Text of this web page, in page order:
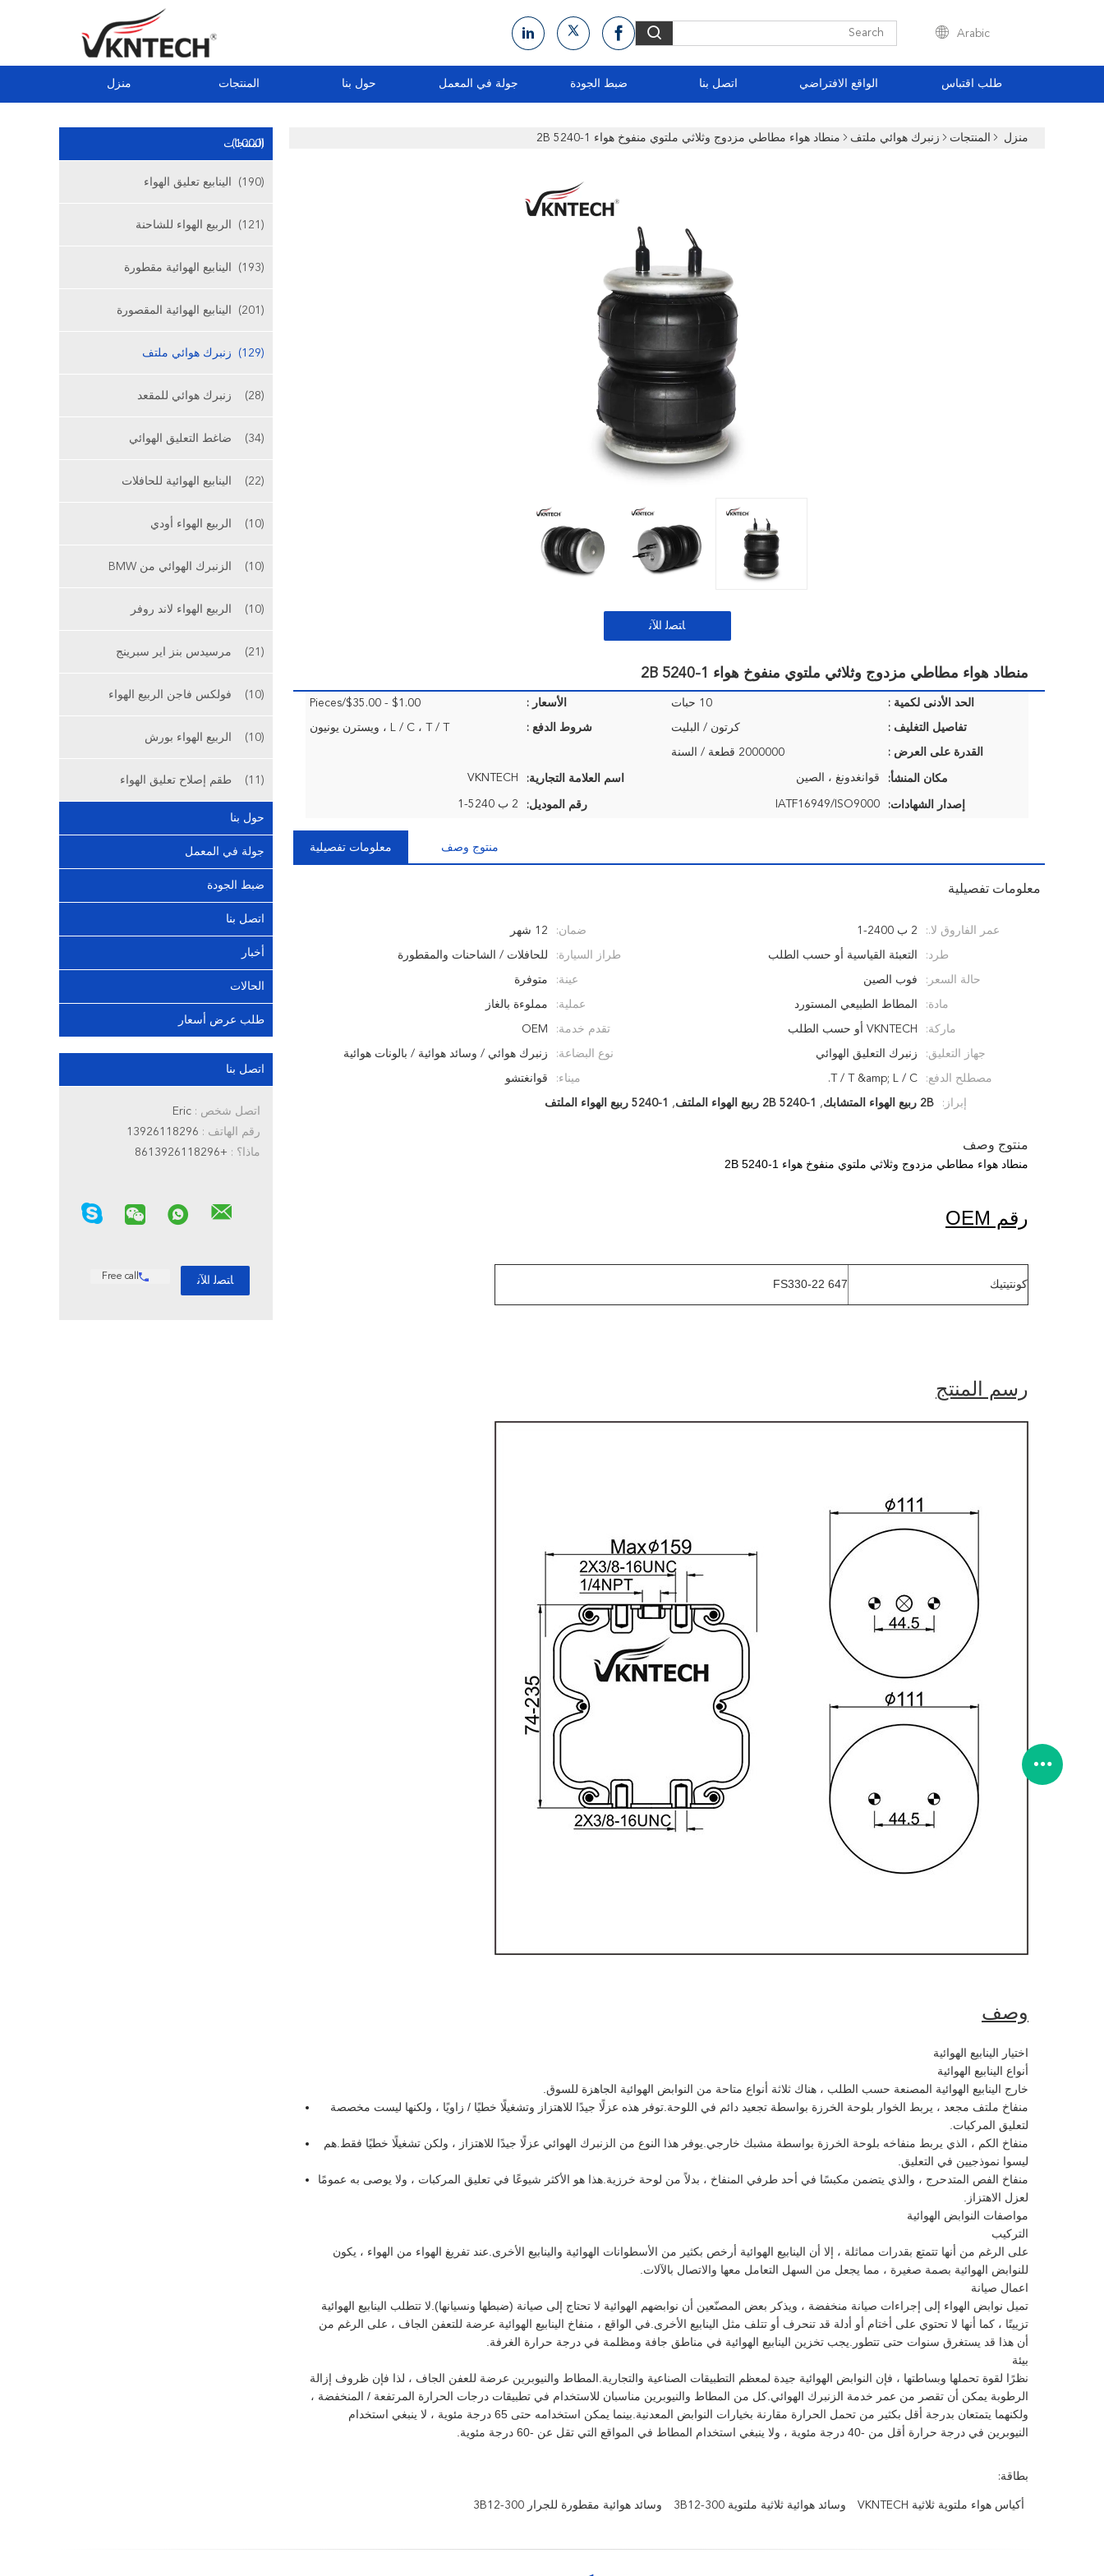
Arabic
منزل المنتجات حول بنا جولة في المعمل ضبط الجودة اتصل بنا الواقع الافتراضي طلب اقتباس
المنتجات(1000)
الينابيع تعليق الهواء (190)
الربيع الهواء للشاحنة (121)
الينابيع الهوائية مقطورة (193)
الينابيع الهوائية المقصورة (201)
زنبرك هوائي ملتف (129)
زنبرك هوائي للمقعد (28)
ضاغط التعليق الهوائي (34)
الينابيع الهوائية للحافلات (22)
الربيع الهواء أودي (10)
الزنبرك الهوائي من BMW (10)
الربيع الهواء لاند روفر (10)
مرسيدس بنز اير سبرينج (21)
فولكس فاجن الربيع الهواء (10)
الربيع الهواء بورش (10)
طقم إصلاح تعليق الهواء (11)
حول بنا
جولة في المعمل
ضبط الجودة
اتصل بنا
أخبار
الحالات
طلب عرض أسعار
اتصل بنا
اتصل شخص :
رقم الهاتف :
ماذا؟ : +8613926118296
Free call
منزل المنتجات زنبرك هوائي ملتف منطاد هواء مطاطي مزدوج وثلاثي ملتوي منفوخ هواء 2B 5240-1
ﺎﺘﺼﻟ ﺍﻶﻧ
منطاد هواء مطاطي مزدوج وثلاثي ملتوي منفوخ هواء 2B 5240-1
الحد الأدنى لكمية : 10 حبات الأسعار : $1.00 - $35.00/Pieces
تفاصيل التغليف : كرتون / البليت شروط الدفع : L / C ، T / T ، ويسترن يونيون
القدرة على العرض : 2000000 قطعة / السنة
مكان المنشأ: قوانغدونغ ، الصين اسم العلامة التجارية: VKNTECH
إصدار الشهادات: IATF16949/ISO9000 رقم الموديل: 2 ب 5240-1
معلومات تفصيلية منتوج وصف
معلومات تفصيلية
عمر الفاروق لا.: 2 ب 2400-1 ضمان: 12 شهر
طرد: التعبئة القياسية أو حسب الطلب طراز السيارة: للحافلات / الشاحنات والمقطورة
حالة السعر: فوب الصين عينة: متوفرة
مادة: المطاط الطبيعي المستورد عملية: مملوءة بالغاز
ماركة: VKNTECH أو حسب الطلب تقدم خدمة: OEM
جهاز التعليق: زنبرك التعليق الهوائي نوع البضاعة: زنبرك هوائي / وسائد هوائية / بالونات هوائية
مصطلح الدفع: T / T &amp; L / C. ميناء: قوانغتشو
إبراز: 2B ربيع الهواء المتشابك , 2B 5240-1 ربيع الهواء الملتف , 5240-1 ربيع الهواء الملتف
منتوج وصف
منطاد هواء مطاطي مزدوج وثلاثي ملتوي منفوخ هواء 2B 5240-1
رقم OEM
كونتيتيك FS330-22 647
رسم المنتج
وصف
اختيار الينابيع الهوائية
أنواع الينابيع الهوائية
خارج الينابيع الهوائية المصنعة حسب الطلب ، هناك ثلاثة أنواع متاحة من النوابض الهوائية الجاهزة للسوق.
منفاخ ملتف مجعد ، يربط الخوار بلوحة الخرزة بواسطة تجعيد دائم في اللوحة.توفر هذه عزلًا جيدًا للاهتزاز وتشغيلًا خطيًا / زاويًا ، ولكنها ليست مخصصة
لتعليق المركبات.
منفاخ الكم ، الذي يربط منفاخه بلوحة الخرزة بواسطة مشبك خارجي.يوفر هذا النوع من الزنبرك الهوائي عزلًا جيدًا للاهتزاز ، ولكن تشغيلًا خطيًا فقط.هم
ليسوا نموذجيين في التعليق.
منفاخ الفص المتدحرج ، والذي يتضمن مكبسًا في أحد طرفي المنفاخ ، بدلاً من لوحة خرزية.هذا هو الأكثر شيوعًا في تعليق المركبات ، ولا يوصى به عمومًا
لعزل الاهتزاز.
مواصفات النوابض الهوائية
التركيب
على الرغم من أنها تتمتع بقدرات مماثلة ، إلا أن الينابيع الهوائية أرخص بكثير من الأسطوانات الهوائية والينابيع الأخرى.عند تفريغ الهواء من الهواء ، يكون
للنوابض الهوائية بصمة صغيرة ، مما يجعل من السهل التعامل معها والاتصال بالآلات.
اعمال صيانة
تميل نوابض الهواء إلى إجراءات صيانة منخفضة ، ويذكر بعض المصنّعين أن نوابضهم الهوائية لا تحتاج إلى صيانة (ضبطها ونسيانها).لا تتطلب الينابيع الهوائية
تزييتًا ، كما أنها لا تحتوي على أختام أو أدلة قد تنحرف أو تتلف مثل الينابيع الأخرى.في الواقع ، منفاخ الينابيع الهوائية عرضة للتعفن الجاف ، على الرغم من
أن هذا قد يستغرق سنوات حتى تتطور.يجب تخزين الينابيع الهوائية في مناطق جافة ومظلمة في درجة حرارة الغرفة.
بيئة
نظرًا لقوة تحملها وبساطتها ، فإن النوابض الهوائية جيدة لمعظم التطبيقات الصناعية والتجارية.المطاط والنيوبرين عرضة للعفن الجاف ، لذا فإن ظروف إزالة
الرطوبة يمكن أن تقصر من عمر خدمة الزنبرك الهوائي.كل من المطاط والنيوبرين مناسبان للاستخدام في تطبيقات درجات الحرارة المرتفعة / المنخفضة ،
ولكنهما يتمتعان بدرجة أقل بكثير من تحمل الحرارة مقارنة بخيارات النوابض المعدنية.بينما يمكن استخدامه حتى 65 درجة مئوية ، لا ينبغي استخدام
النيوبرين في درجة حرارة أقل من -40 درجة مئوية ، ولا ينبغي استخدام المطاط في المواقع التي تقل عن -60 درجة مئوية.
بطاقة:
أكياس هواء ملتوية ثلاثية VKNTECH وسائد هوائية ثلاثية ملتوية 3B12-300 وسائد هوائية مقطورة للجرار 3B12-300